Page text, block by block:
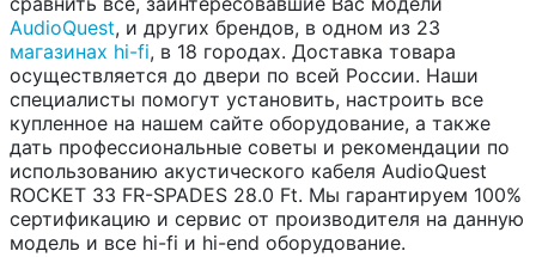
AudioQuest, и других брендов, в одном из 23
магазинах hi-fi, в 18 городах. Доставка товара
осуществляется до двери по всей России. Наши
специалисты помогут установить, настроить все
купленное на нашем сайте оборудование, а также
дать профессиональные советы и рекомендации по
использованию акустического кабеля AudioQuest
ROCKET 33 FR-SPADES 28.0 Ft. Мы гарантируем 100%
сертификацию и сервис от производителя на данную
модель и все hi-fi и hi-end оборудование.